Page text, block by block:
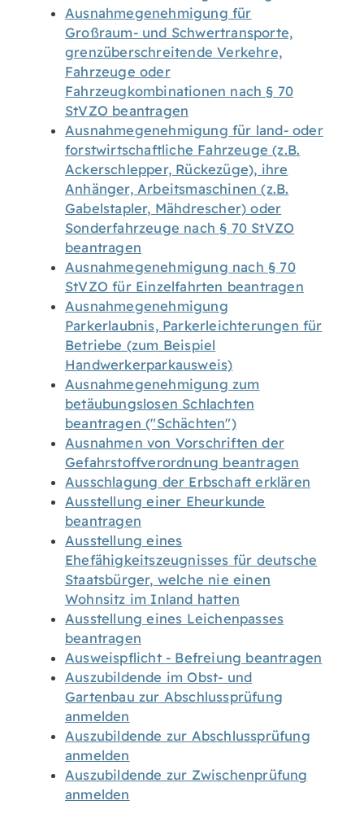
Ausnahmegenehmigung für
Großraum- und Schwertransporte,
grenzüberschreitende Verkehre,
Fahrzeuge oder
Fahrzeugkombinationen nach § 70
StVZO beantragen
Ausnahmegenehmigung für land- oder
forstwirtschaftliche Fahrzeuge (z.B.
Ackerschlepper, Rückezüge), ihre
Anhänger, Arbeitsmaschinen (z.B.
Gabelstapler, Mähdrescher) oder
Sonderfahrzeuge nach § 70 StVZO
beantragen
Ausnahmegenehmigung nach § 70
StVZO für Einzelfahrten beantragen
Ausnahmegenehmigung
Parkerlaubnis, Parkerleichterungen für
Betriebe (zum Beispiel
Handwerkerparkausweis)
Ausnahmegenehmigung zum
betäubungslosen Schlachten
beantragen ("Schächten")
Ausnahmen von Vorschriften der
Gefahrstoffverordnung beantragen
Ausschlagung der Erbschaft erklären
Ausstellung einer Eheurkunde
beantragen
Ausstellung eines
Ehefähigkeitszeugnisses für deutsche
Staatsbürger, welche nie einen
Wohnsitz im Inland hatten
Ausstellung eines Leichenpasses
beantragen
Ausweispflicht - Befreiung beantragen
Auszubildende im Obst- und
Gartenbau zur Abschlussprüfung
anmelden
Auszubildende zur Abschlussprüfung
anmelden
Auszubildende zur Zwischenprüfung
anmelden